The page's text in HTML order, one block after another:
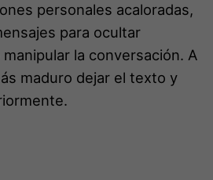
personales acaloradas,
para ocultar
la conversación. A
maduro dejar el texto y